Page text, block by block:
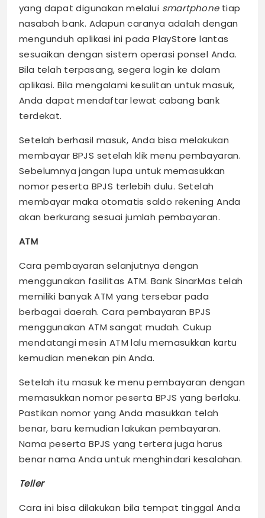
yang dapat digunakan melalui smartphone tiap
nasabah bank. Adapun caranya adalah dengan
mengunduh aplikasi ini pada PlayStore lantas
sesuaikan dengan sistem operasi ponsel Anda.
Bila telah terpasang, segera login ke dalam
aplikasi. Bila mengalami kesulitan untuk masuk,
Anda dapat mendaftar lewat cabang bank
terdekat.
Setelah berhasil masuk, Anda bisa melakukan
membayar BPJS setelah klik menu pembayaran.
Sebelumnya jangan lupa untuk memasukkan
nomor peserta BPJS terlebih dulu. Setelah
membayar maka otomatis saldo rekening Anda
akan berkurang sesuai jumlah pembayaran.
ATM
Cara pembayaran selanjutnya dengan
menggunakan fasilitas ATM. Bank SinarMas telah
memiliki banyak ATM yang tersebar pada
berbagai daerah. Cara pembayaran BPJS
menggunakan ATM sangat mudah. Cukup
mendatangi mesin ATM lalu memasukkan kartu
kemudian menekan pin Anda.
Setelah itu masuk ke menu pembayaran dengan
memasukkan nomor peserta BPJS yang berlaku.
Pastikan nomor yang Anda masukkan telah
benar, baru kemudian lakukan pembayaran.
Nama peserta BPJS yang tertera juga harus
benar nama Anda untuk menghindari kesalahan.
Teller
Cara ini bisa dilakukan bila tempat tinggal Anda